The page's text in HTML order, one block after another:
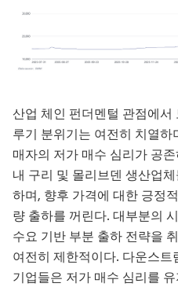
산업 체인 펀더멘털 관점에서
루기 분위기는 여전히 치열
매자의 저가 매수 심리가 공
내 구리 및 몰리브덴 생산업
하며, 향후 가격에 대한 긍정
량 출하를 꺼린다. 대부분의
수요 기반 부분 출하 전략을
여전히 제한적이다. 다운스
기업들은 저가 매수 심리를